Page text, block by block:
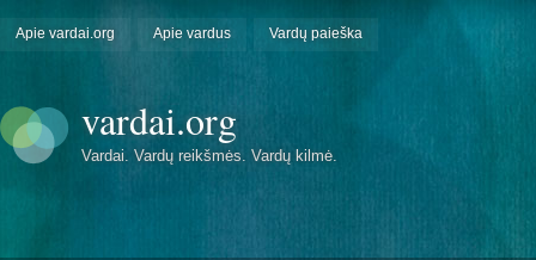
Apie vardai.org Apie vardus Vardų paieška
vardai.org
Vardai. Vardų reikšmės. Vardų kilmė.